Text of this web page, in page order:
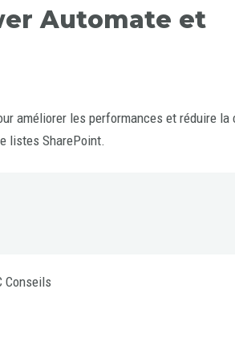
Automate et
améliorer les performances et réduire la
listes SharePoint.
Conseils